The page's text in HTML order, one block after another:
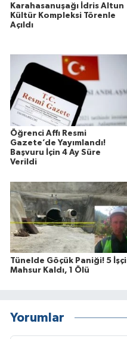
Karahasanuşağı İdris Altun
Kültür Kompleksi Törenle
Açıldı
Öğrenci Affı Resmi
Gazete’de Yayımlandı!
Başvuru İçin 4 Ay Süre
Verildi
Tünelde Göçük Paniği! 5 İşçi
Mahsur Kaldı, 1 Ölü
Yorumlar